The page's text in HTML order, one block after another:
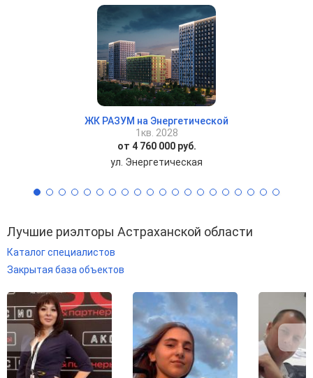
ЖК РАЗУМ на Энергетической
1кв. 2028
от 4 760 000 руб.
ул. Энергетическая
Лучшие риэлторы Астраханской области
Каталог специалистов
Закрытая база объектов